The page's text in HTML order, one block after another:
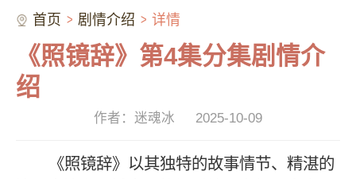
首页 剧情介绍 详情
《照镜辞》第4集分集剧情介
绍
作者：迷魂冰 2025-10-09
《照镜辞》以其独特的故事情节、精湛的